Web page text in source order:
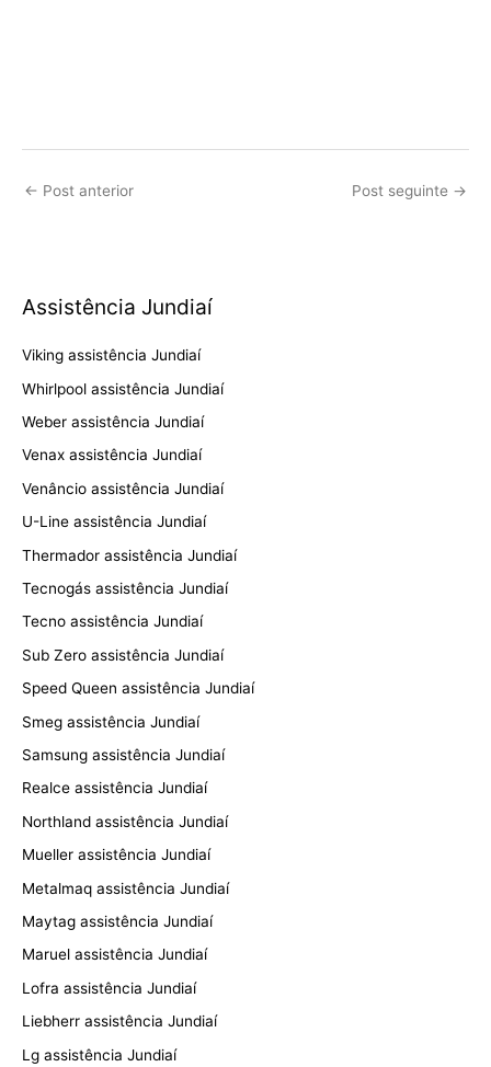
← Post anterior Post seguinte →
Assistência Jundiaí
Viking assistência Jundiaí
Whirlpool assistência Jundiaí
Weber assistência Jundiaí
Venax assistência Jundiaí
Venâncio assistência Jundiaí
U-Line assistência Jundiaí
Thermador assistência Jundiaí
Tecnogás assistência Jundiaí
Tecno assistência Jundiaí
Sub Zero assistência Jundiaí
Speed Queen assistência Jundiaí
Smeg assistência Jundiaí
Samsung assistência Jundiaí
Realce assistência Jundiaí
Northland assistência Jundiaí
Mueller assistência Jundiaí
Metalmaq assistência Jundiaí
Maytag assistência Jundiaí
Maruel assistência Jundiaí
Lofra assistência Jundiaí
Liebherr assistência Jundiaí
Lg assistência Jundiaí